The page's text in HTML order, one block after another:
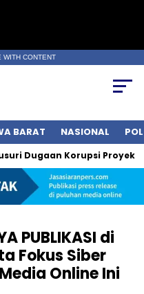
WITH CONTENT
BARAT NASIONAL
Dugaan Korupsi Proyek
PUBLIKASI di
Fokus Siber
Online Ini